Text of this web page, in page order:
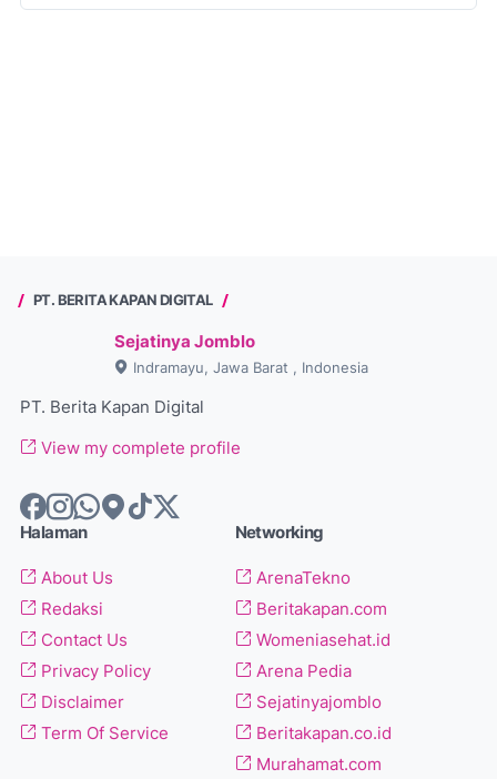
PT. BERITA KAPAN DIGITAL
Sejatinya Jomblo
Indramayu, Jawa Barat , Indonesia
PT. Berita Kapan Digital
View my complete profile
Halaman
About Us
Redaksi
Contact Us
Privacy Policy
Disclaimer
Term Of Service
Networking
ArenaTekno
Beritakapan.com
Womeniasehat.id
Arena Pedia
Sejatinyajomblo
Beritakapan.co.id
Murahamat.com